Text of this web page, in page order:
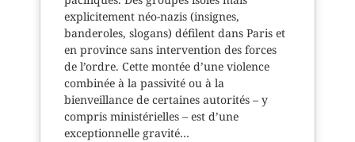
explicitement néo-nazis (insignes,
banderoles, slogans) défilent dans Paris et
en province sans intervention des forces
de l’ordre. Cette montée d’une violence
combinée à la passivité ou à la
bienveillance de certaines autorités – y
compris ministérielles – est d’une
exceptionnelle gravité…